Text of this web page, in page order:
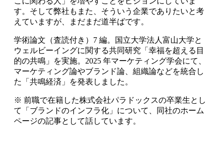
す。そして弊社もまた、そういう企業でありたいと考
えていますが、まだまだ道半ばです。
学術論文（査読付き）7 編。国立大学法人富山大学と
ウェルビーイングに関する共同研究「幸福を超える目
的の共鳴」を実施。2025 年マーケティング学会にて、
マーケティング論やブランド論、組織論などを統合し
た「共鳴経済」を発表しました。
※ 前職で在籍した株式会社パラドックスの卒業生とし
て「ブランドのインフラ化」について、同社のホーム
ページの記事として話しています。